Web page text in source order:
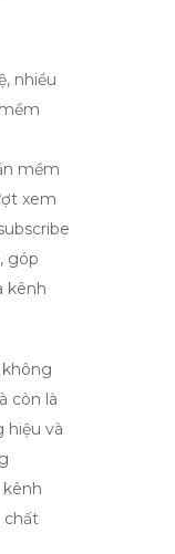
nhiều
mềm
xem
góp
kênh
không
còn là
hiệu và
chất